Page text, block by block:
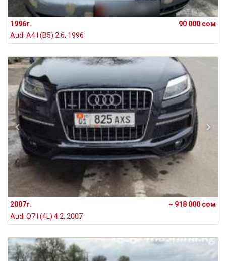
1996г.
90 000 сом
Audi A4 I (B5) 2.6, 1996
2007г.
~ 918 000 сом
Audi Q7 I (4L) 4.2, 2007